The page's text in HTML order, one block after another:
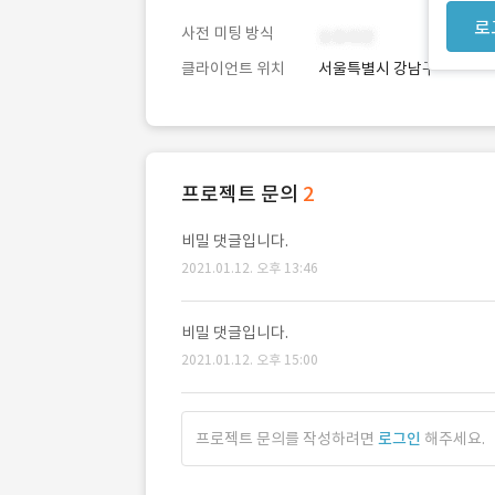
로
사전 미팅 방식
클라이언트 위치
서울특별시 강남구
프로젝트 문의 2
비밀 댓글입니다.
2021.01.12. 오후 13:46
비밀 댓글입니다.
2021.01.12. 오후 15:00
프로젝트 문의를 작성하려면 로그인 해주세요.